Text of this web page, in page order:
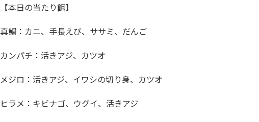
【本日の当たり餌】
真鯛：カニ、手長えび、ササミ、だんご
カンパチ：活きアジ、カツオ
メジロ：活きアジ、イワシの切り身、カツオ
ヒラメ：キビナゴ、ウグイ、活きアジ